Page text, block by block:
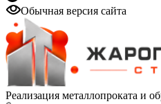
Обычная версия сайта
Реализация металлопроката и